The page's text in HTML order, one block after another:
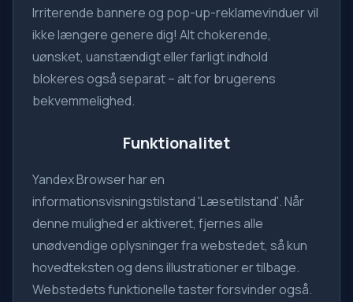
Irriterende bannere og pop-up-reklamevinduer vil
ikke længere genere dig! Alt chokerende,
uønsket, uanstændigt eller farligt indhold
blokeres også separat – alt for brugerens
bekvemmelighed.
Funktionalitet
Yandex Browser har en
informationsvisningstilstand 'Læsetilstand'. Når
denne mulighed er aktiveret, fjernes alle
unødvendige oplysninger fra webstedet, så kun
hovedteksten og dens illustrationer er tilbage.
Webstedets funktionelle taster forsvinder også.